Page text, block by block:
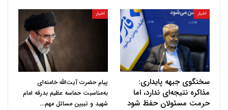
اخبار
سخنگوی جبهه پایداری:
مذاکره نتیجه‌ای ندارد، اما
حرمت مسئولان حفظ شود
اخبار
پیام حضرت آیت‌الله خامنه‌ای
به‌مناسبت حماسه عظیم بدرقه امام
شهید و تبیین مسائل مهم…